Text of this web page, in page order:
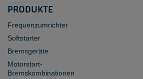
PRODUKTE
Frequenzumrichter
Softstarter
Bremsgeräte
Motorstart-
Bremskombinationen